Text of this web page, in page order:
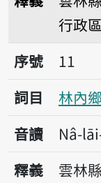
行政
序號11林內鄉
序號
11
詞目
林內鄉
音讀
Nâ-
釋義
雲林